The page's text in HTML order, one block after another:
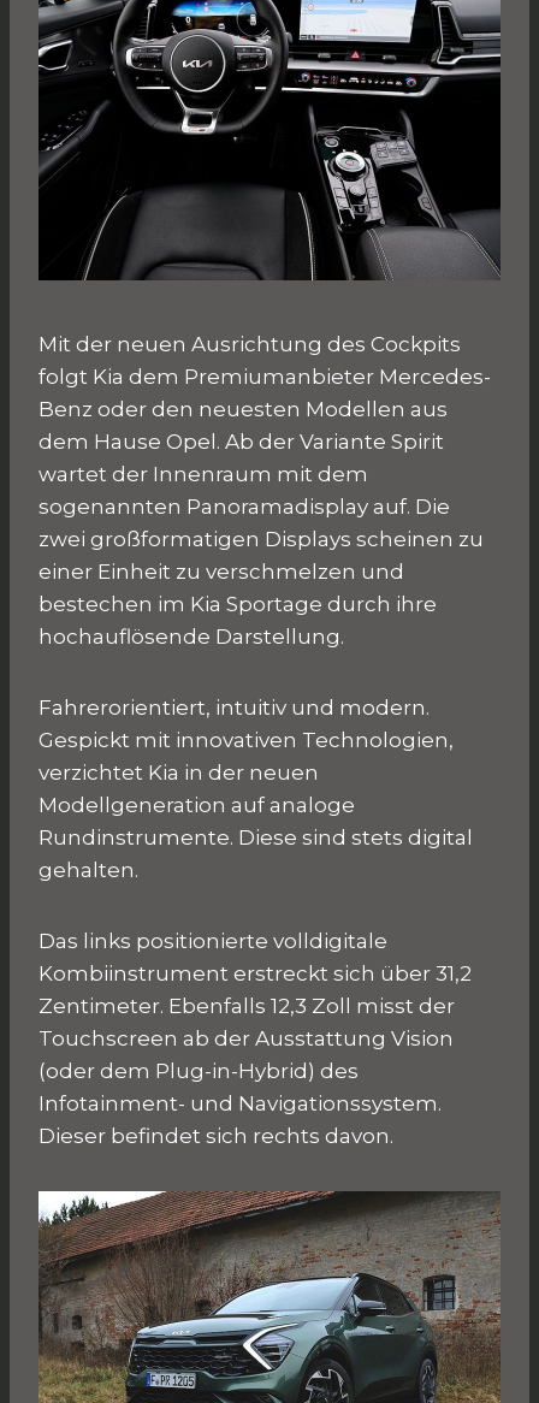
Mit der neuen Ausrichtung des Cockpits
folgt Kia dem Premiumanbieter Mercedes-
Benz oder den neuesten Modellen aus
dem Hause Opel. Ab der Variante Spirit
wartet der Innenraum mit dem
sogenannten Panoramadisplay auf. Die
zwei großformatigen Displays scheinen zu
einer Einheit zu verschmelzen und
bestechen im Kia Sportage durch ihre
hochauflösende Darstellung.
Fahrerorientiert, intuitiv und modern.
Gespickt mit innovativen Technologien,
verzichtet Kia in der neuen
Modellgeneration auf analoge
Rundinstrumente. Diese sind stets digital
gehalten.
Das links positionierte volldigitale
Kombiinstrument erstreckt sich über 31,2
Zentimeter. Ebenfalls 12,3 Zoll misst der
Touchscreen ab der Ausstattung Vision
(oder dem Plug-in-Hybrid) des
Infotainment- und Navigationssystem.
Dieser befindet sich rechts davon.